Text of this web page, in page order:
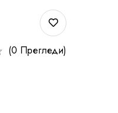
(0 Прегледи)